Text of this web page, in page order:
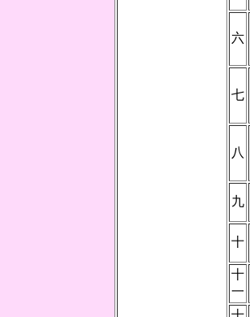
六
七
八
九
十
十
一